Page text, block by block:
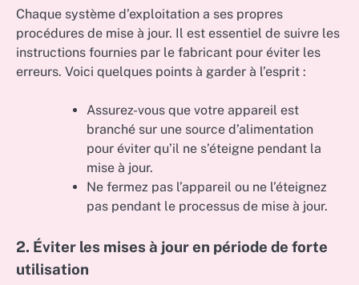
Chaque système d’exploitation a ses propres
procédures de mise à jour. Il est essentiel de suivre les
instructions fournies par le fabricant pour éviter les
erreurs. Voici quelques points à garder à l’esprit :
Assurez-vous que votre appareil est
branché sur une source d’alimentation
pour éviter qu’il ne s’éteigne pendant la
mise à jour.
Ne fermez pas l’appareil ou ne l’éteignez
pas pendant le processus de mise à jour.
2. Éviter les mises à jour en période de forte
utilisation